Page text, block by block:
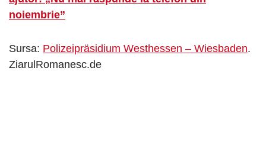
noiembrie”
Sursa: Polizeipräsidium Westhessen – Wiesbaden.
ZiarulRomanesc.de